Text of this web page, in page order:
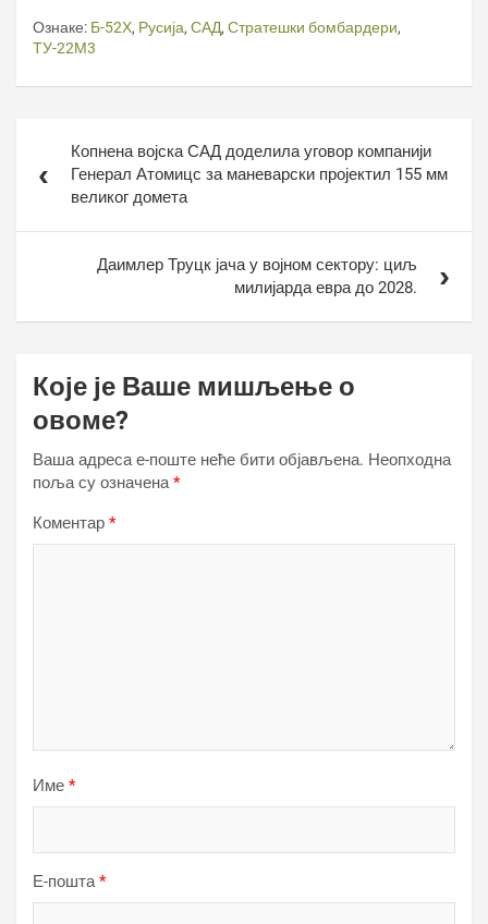
Ознаке: Б-52Х, Русија, САД, Стратешки бомбардери,
ТУ-22М3
чланкаКопнена војска САД доделила уговор компанији
Генерал Атомицс за маневарски пројектил 155 мм
великог домета
Даимлер Труцк јача у војном сектору: циљ
милијарда евра до 2028.
Које је Ваше мишљење о
овоме?
Ваша адреса е-поште неће бити објављена. Неопходна
поља су означена*
Коментар *
Име *
Е-пошта*